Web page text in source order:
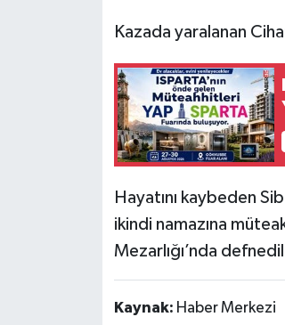
Kazada yaralanan
Hayatını kaybeden
ikindi namazına
Mezarlığı’nda
Kaynak: Haber Merkezi